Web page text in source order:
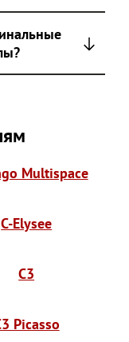
Multispace
C-Elysee
C3
Picasso